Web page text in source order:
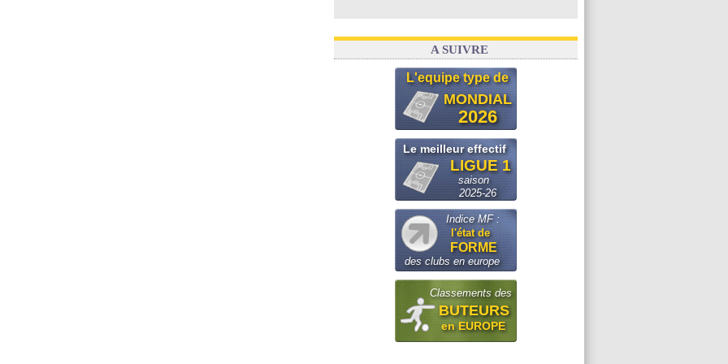
A SUIVRE
L'equipe type de
MONDIAL
2026
Le meilleur effectif
LIGUE 1
saison
2025-26
Indice MF :
l'état de
FORME
des clubs en europe
Classements des
BUTEURS
en EUROPE